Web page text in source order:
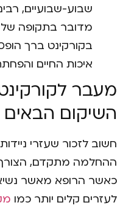
שבוע-שבועיים,
מדובר בתקופה של
בקורקינט ברך
איכות החיים
מעבר
השיקום הבאים
חשוב לזכור שעזרי
ההחלמה מתקדם,
כאשר הרופא מאשר
לעזרים קלים יותר כמו